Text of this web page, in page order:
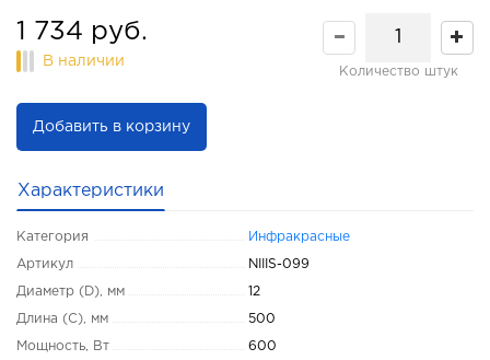
1 734 руб.
В наличии
Количество штук
Добавить в корзину
Характеристики
Категория Инфракрасные
Артикул NIIIS-099
Диаметр (D), мм 12
Длина (C), мм 500
Мощность, Вт 600